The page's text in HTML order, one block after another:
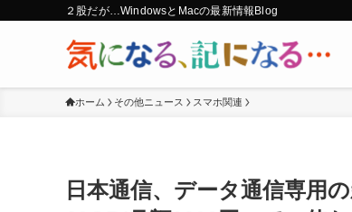
２股だが…WindowsとMacの最新情報Blog
ホーム その他ニュース スマホ関連
日本通信、データ通信専用